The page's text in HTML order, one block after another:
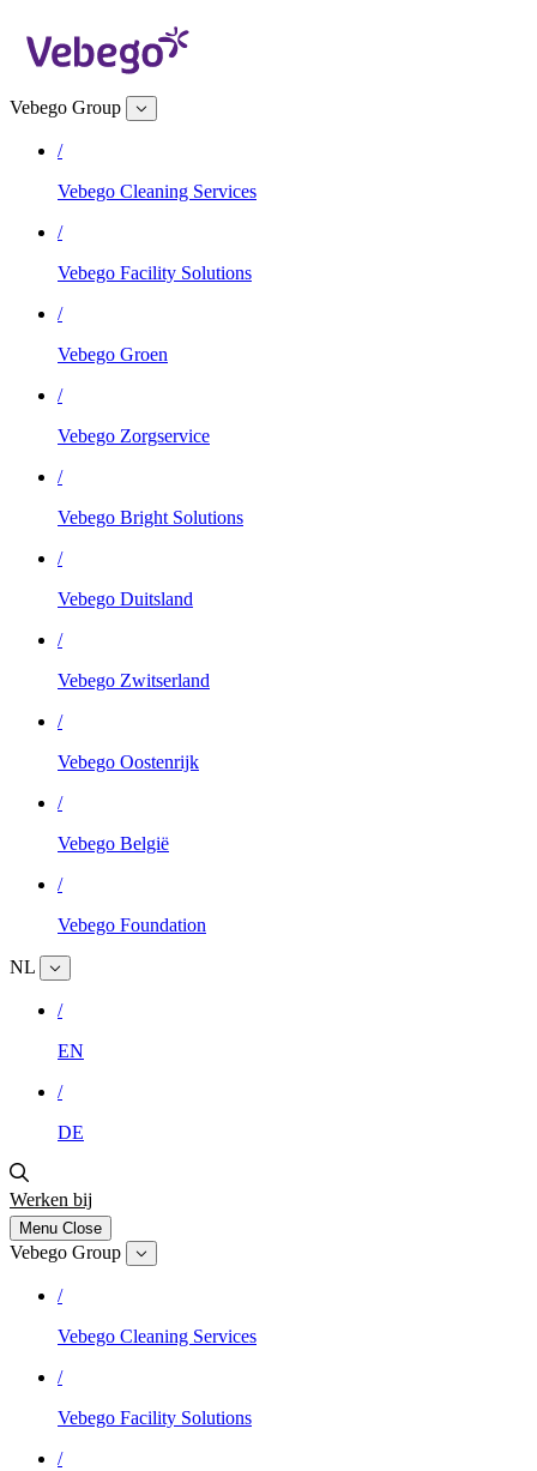
Vebego Group
/
Vebego Cleaning Services
/
Vebego Facility Solutions
/
Vebego Groen
/
Vebego Zorgservice
/
Vebego Bright Solutions
/
Vebego Duitsland
/
Vebego Zwitserland
/
Vebego Oostenrijk
/
Vebego België
/
Vebego Foundation
NL
/
EN
/
DE
Werken bij
Menu Close
Vebego Group
/
Vebego Cleaning Services
/
Vebego Facility Solutions
/